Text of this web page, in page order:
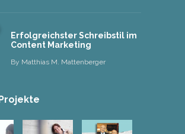
Erfolgreichster Schreibstil im
Content Marketing
By Matthias M. Mattenberger